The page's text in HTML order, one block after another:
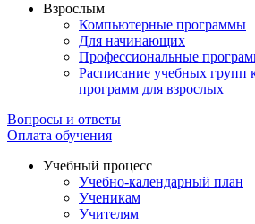
Взрослым
Компьютерные программы
Для начинающих
Профессиональные
Расписание учебных групп
программ для взрослых
Вопросы и ответы
Оплата обучения
Учебный процесс
Учебно-календарный план
Ученикам
Учителям